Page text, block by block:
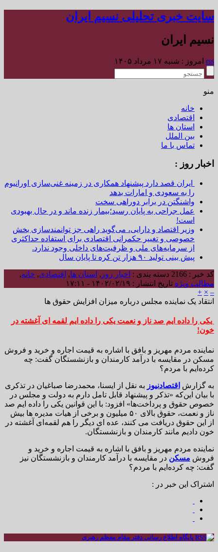
سایت خبری تحلیلی نسیم ایران
نسیم ایران
rss امروز : شنبه ۱۷ مرداد ۱۴۰۵
منو
خانه
اقتصادی
استان ها
بین الملل
تماس با ما
اخبار روز :
ایران قصد دارد پیشنهاد همکاری در زمینه غنی‌سازی اورانیوم
را به سعودی و امارات بدهد
واشنگتن در برابر دوراهی سخت
عمل جراحی به پایان رسید؛بیمار زنده ماند و در حال بهبودی
است!
وزیر اقتصاد و دارایی، می‌گوید راهی جز توانمندسازی بخش
خصوصی و تغییر حکمرانی اقتصادی برای استفاده حداکثری
از سرمایه‌های ملی و ظرفیت‌های داخلی وجود ندارد.
پیش بینی تولید ۹۰ هزار تن کره تا پایان سال
کد خبر : 2166 دسته بندی : اخبار روز , استان ها, اقتصادی, خانه,
مطالب ویژه تاریخ انتشار : ۱۴۰۲/۰۲/۱۹ - ۱۷:۱۱
–
×
+
انتقاد یک نماینده مجلس درباره میزان افزایش حقوق ها
یکی را داده ایم صد ناز و نعمت یکی را داده ایم لقمه ای آغشته در
خون!
نماینده مردم مهریز و بافق با اشاره به قیمت اجاره و خرید و فروش
مسکن در مقایسه با درآمد کارمندان و بازنشستگان گفت: چه
کرده‌ایم با مردم؟
به گزارش اقتصادنیوز به نقل از ایسنا، محمدرضا صباغیان در تذکری
با بیان این‌که «تذکر و پیشنهاد قابل تامل دارم به دولت و مجلس در
خصوص حقوق و پرداخت‌ها» افزود: با این قوانین یکی را داده ایم صد
ناز و نعمت، حقوق بالای ۵۰ میلیون و برخی از هیات مدیره ها بیش
از این حقوق دریافت می کنند، عده ای دیگر را هم لقمه‌ای آغشته در
خون دادیم مانند کارمندان و بازنشستگان.
نماینده مردم مهریز و بافق با اشاره به قیمت اجاره و خرید و
فروش مسکن در مقایسه با درآمد کارمندان و بازنشستگان نیز
گفت: چه کرده‌ایم با مردم؟
اشتراک این خبر در :
پایگاه اطلاع رسانی دفتر مقام معظم رهبری